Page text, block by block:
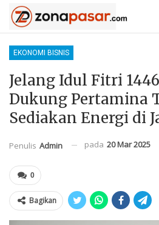
EKONOMI BISNIS
Jelang Idul Fitri
Dukung Pertamina
Sediakan Energi di
Penulis Admin pada 20 Mar 2025
0
Bagikan